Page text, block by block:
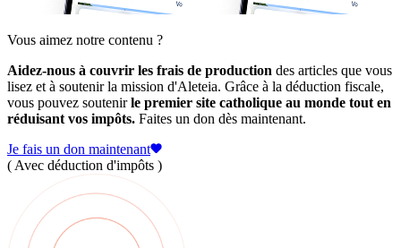
Vous aimez notre contenu ?
Aidez-nous à couvrir les frais de production des articles que vous
lisez et à soutenir la mission d'Aleteia. Grâce à la déduction fiscale,
vous pouvez soutenirle premier site catholique au monde tout en
réduisant vos impôts. Faites un don dès maintenant.
Je fais un don maintenant
( Avec déduction d'impôts )